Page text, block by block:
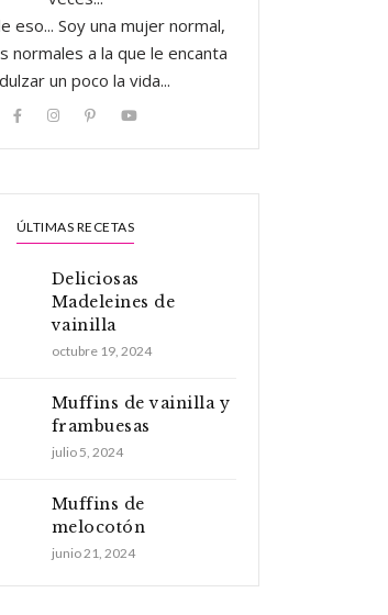
eso... Soy una mujer normal,
normales a la que le encanta
un poco la vida...
ÚLTIMAS RECETAS
Deliciosas
Madeleines de
vainilla
octubre 19, 2024
Muffins de vainilla y
frambuesas
julio 5, 2024
Muffins de
melocotón
junio 21, 2024